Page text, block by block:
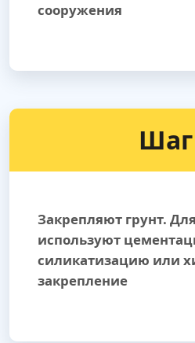
сооружения
Закрепляют грунт.
используют
силикатизацию или
закрепление